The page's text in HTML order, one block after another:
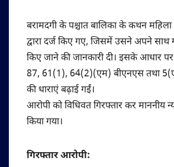
बरामदगी के पश्चात बालिका के कथन
द्वारा दर्ज किए गए, जिसमें उसने अपने साथ
किए जाने की जानकारी दी। इसके आधार पर
87, 61(1), 64(2)(एम) बीएनएस तथा
की धाराएं बढ़ाई गईं।
आरोपी को विधिवत गिरफ्तार कर माननीय
किया गया।
गिरफ्तार आरोपी: